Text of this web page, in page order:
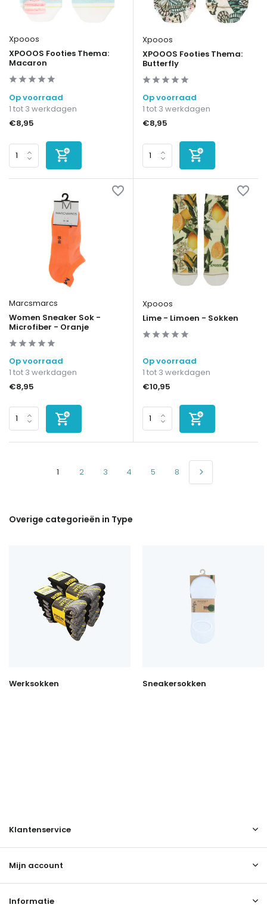
Xpooos
XPOOOS Footies Thema:
Macaron
Op voorraad
1 tot 3 werkdagen
€8,95
Xpooos
XPOOOS Footies Thema:
Butterfly
Op voorraad
1 tot 3 werkdagen
€8,95
Marcsmarcs
Women Sneaker Sok -
Microfiber - Oranje
Op voorraad
1 tot 3 werkdagen
€8,95
Xpooos
Lime - Limoen - Sokken
Op voorraad
1 tot 3 werkdagen
€10,95
1 2 3 4 5 8
Overige categorieën in Type
Werksokken Sneakersokken
Klantenservice
Mijn account
Informatie